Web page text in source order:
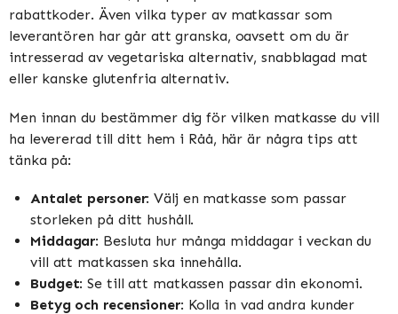
rabattkoder. Även vilka typer av matkassar som
leverantören har går att granska, oavsett om du är
intresserad av vegetariska alternativ, snabblagad mat
eller kanske glutenfria alternativ.
Men innan du bestämmer dig för vilken matkasse du vill
ha levererad till ditt hem i Råå, här är några tips att
tänka på:
Antalet personer: Välj en matkasse som passar
storleken på ditt hushåll.
Middagar: Besluta hur många middagar i veckan du
vill att matkassen ska innehålla.
Budget: Se till att matkassen passar din ekonomi.
Betyg och recensioner: Kolla in vad andra kunder